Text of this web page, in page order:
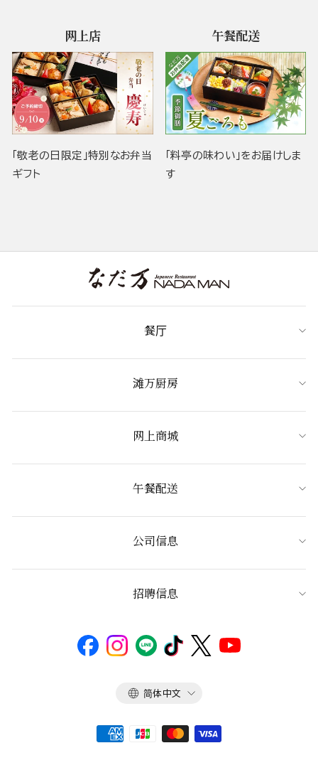
网上店
「敬老の日限定」特別なお弁当
ギフト
午餐配送
「料亭の味わい」をお届けしま
す
餐厅
滩万厨房
网上商城
午餐配送
公司信息
招聘信息
语
简体中文